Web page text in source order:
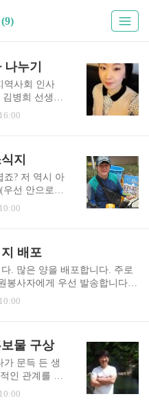
누기
역사회 인사
병희 선생님
동이 참 자랑
발표영상 소
깊게 나누는
김병희 선생
에 대한 통쾌
선생님 강
지
죠? 저 역시 아
우선 안으로
우도 있고 우
름정도 배달
. 2012년 9월 6
고한용 선생
영좋은 생각,
대로 되겠습
. 사회복지 홍
배포
. 많은 양을 배포합니다. 주로
봉사자에게 우선 발송합니다.
관계자에게 보냅니다. 그리고
이 바로 지역주민센터의 장애
이 들었습니다. 소식지를 매개
로 방문했습니다. 워낙 서로 바
않지만 소식지를 담당자 앞에
얘기해 주십니다. 이렇게 1..
물 구상
가 문득 든 생
인 관계를 맺
관계를 맺는